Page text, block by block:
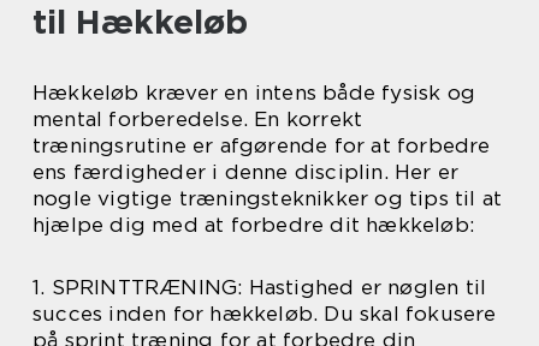
til Hækkeløb
Hækkeløb kræver en intens både fysisk og
mental forberedelse. En korrekt
træningsrutine er afgørende for at forbedre
ens færdigheder i denne disciplin. Her er
nogle vigtige træningsteknikker og tips til at
hjælpe dig med at forbedre dit hækkeløb:
1. SPRINTTRÆNING: Hastighed er nøglen til
succes inden for hækkeløb. Du skal fokusere
på sprint træning for at forbedre din